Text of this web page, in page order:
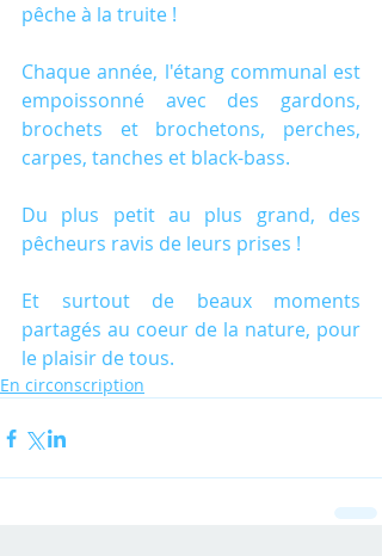
pêche à la truite !
Chaque année, l'étang communal est
empoissonné avec des gardons,
brochets et brochetons, perches,
carpes, tanches et black-bass.
Du plus petit au plus grand, des
pêcheurs ravis de leurs prises !
Et surtout de beaux moments
partagés au coeur de la nature, pour
le plaisir de tous.
En circonscription